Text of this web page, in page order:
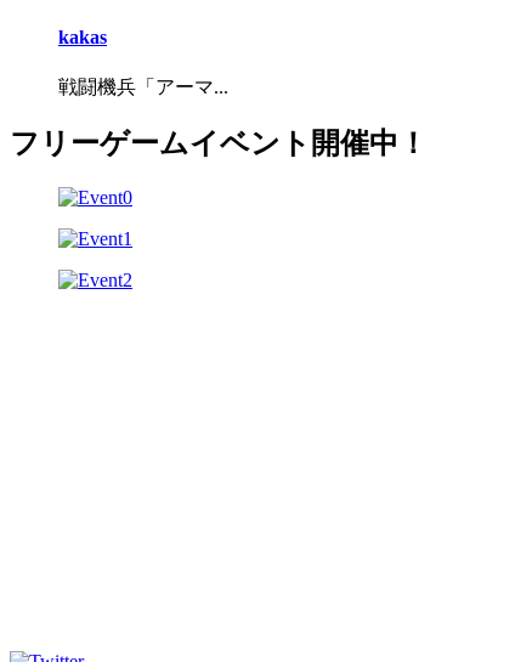
kakas
戦闘機兵「アーマ...
フリーゲームイベント開催中！